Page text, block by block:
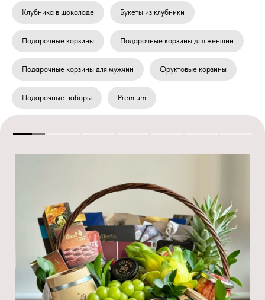
Клубника в шоколаде Букеты из клубники
Подарочные корзины Подарочные корзины для женщин
Подарочные корзины для мужчин Фруктовые корзины
Подарочные наборы Premium